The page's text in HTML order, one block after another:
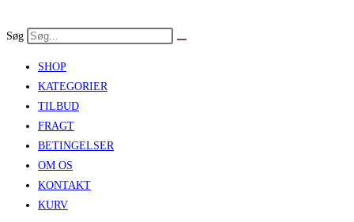
to
Søg
SHOP
KATEGORIER
TILBUD
FRAGT
BETINGELSER
OM OS
KONTAKT
KURV